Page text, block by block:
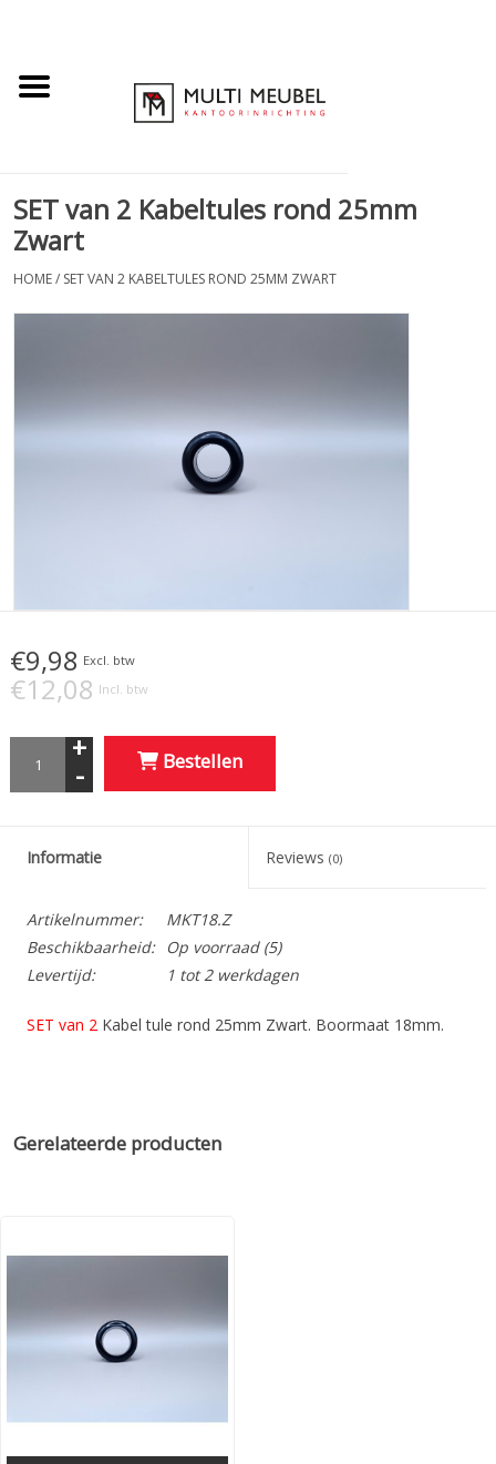
SET van 2 Kabeltules rond 25mm
Zwart
HOME/ SET VAN 2 KABELTULES ROND 25MM ZWART
€9,98 Excl. btw
€12,08 Incl. btw
+
- Bestellen
Informatie Reviews (0)
Artikelnummer:
MKT18.Z
Beschikbaarheid:
Op voorraad(5)
Levertijd:
1 tot 2 werkdagen
SET van 2 Kabel tule rond 25mm Zwart. Boormaat 18mm.
Gerelateerde producten